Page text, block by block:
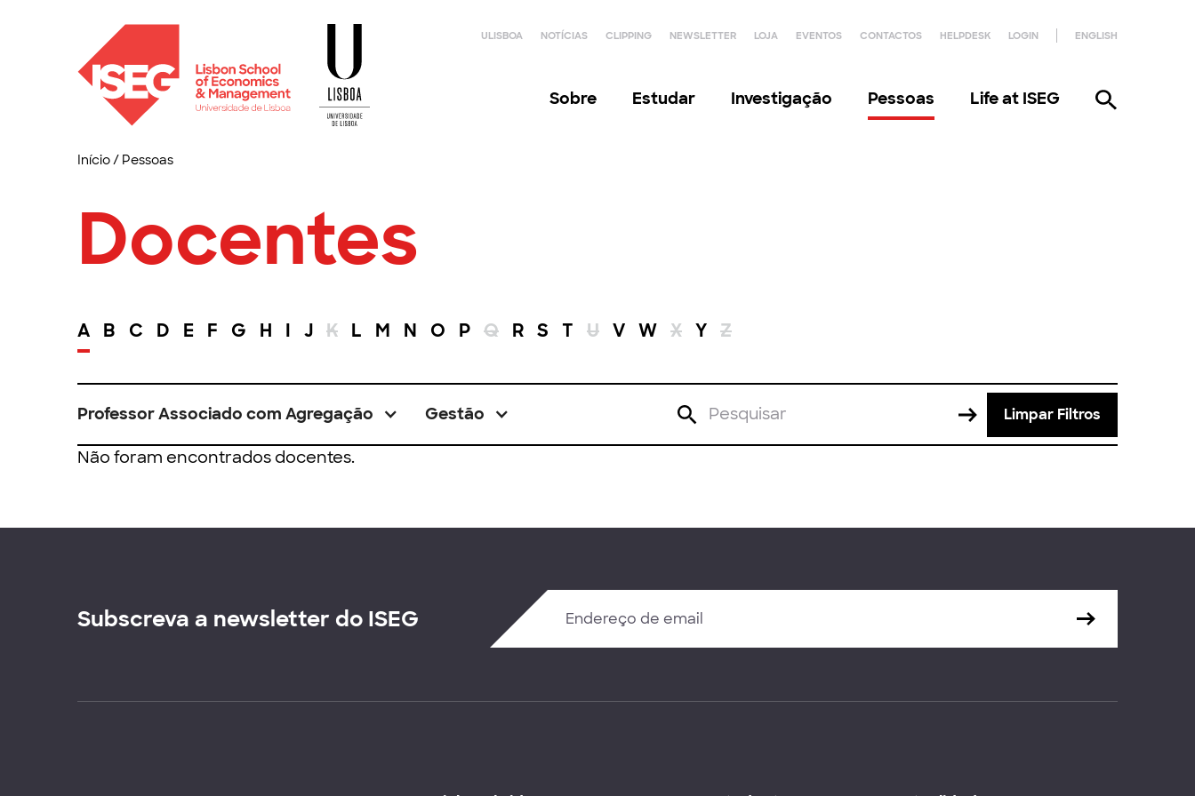
ULISBOA NOTÍCIAS CLIPPING NEWSLETTER LOJA EVENTOS CONTACTOS HELPDESK LOGIN ENGLISH
Sobre Estudar Investigação Pessoas Life at ISEG
Início/ Pessoas
Docentes
A B C D E F G H I J K L M N O P Q R S T U V W X Y Z
Professor Associado com Agregação Gestão Limpar Filtros
Não foram encontrados docentes.
Subscreva a newsletter do ISEG